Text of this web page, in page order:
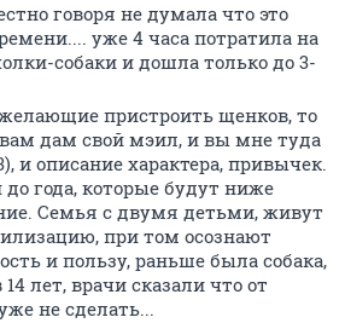
говоря не думала что это
уже 4 часа потратила на
собаки и дошла только до 3-
пристроить щенков, то
дам свой мэил, и вы мне туда
и описание характера, привычек.
года, которые будут ниже
Семья с двумя детьми, живут
при том осознают
и пользу, раньше была собака,
лет, врачи сказали что от
не сделать...